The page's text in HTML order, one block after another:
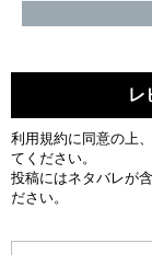
レ
利用規約に同意の上
てください。
投稿にはネタバレが
ださい。